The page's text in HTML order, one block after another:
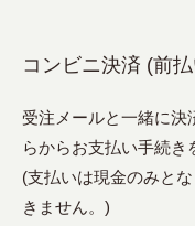
コンビニ決済 (前
受注メールと一緒に決
らからお支払い手続き
(支払いは現金のみと
きません。)